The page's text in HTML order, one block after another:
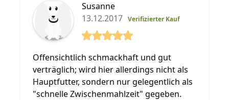
Susanne
13.12.2017 Verifizierter Kauf
Offensichtlich schmackhaft und gut
verträglich; wird hier allerdings nicht als
Hauptfutter, sondern nur gelegentlich als
"schnelle Zwischenmahlzeit" gegeben.